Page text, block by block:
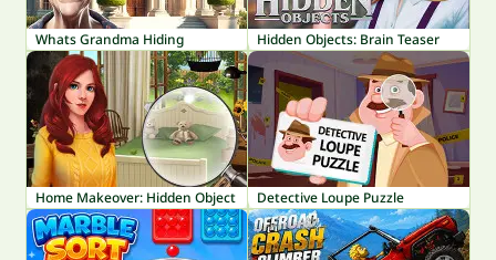
Whats Grandma Hiding Hidden Objects: Brain Teaser
Home Makeover: Hidden Object Detective Loupe Puzzle